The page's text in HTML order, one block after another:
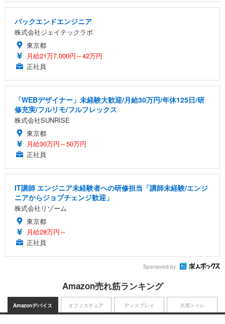
バックエンドエンジニア
株式会社ジェイテックラボ
東京都
月給21万7,000円～42万円
正社員
「WEBデザイナー」未経験大歓迎/月給30万円/年休125日/研
修充実/フルリモ/フルフレックス
株式会社SUNRISE
東京都
月給30万円～50万円
正社員
IT講師 エンジニア未経験者への研修担当「講師未経験/エンジ
ニアからジョブチェンジ歓迎」
株式会社リゾーム
東京都
月給28万円～
正社員
Sponsored by
Amazon売れ筋ランキング
Amazonデバイス オフィスチェア ディスプレイ 犬用トイレ